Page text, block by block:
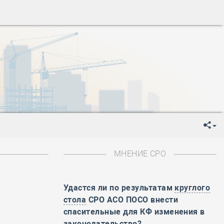
День Государственного флага Российской Федерации
-День знаний
День сотрудника органов внутренних дел РФ
День полного освобождения Ленинграда от фашистской
Весны и Труда
Победы!
День Государственного флага Российской Федерации
День полного освобождения Ленинграда от фашистской
МНЕНИЕ СРО
Удастся ли по результатам круглого
стола СРО АСО ПОСО внести
спасительные для КФ изменения в